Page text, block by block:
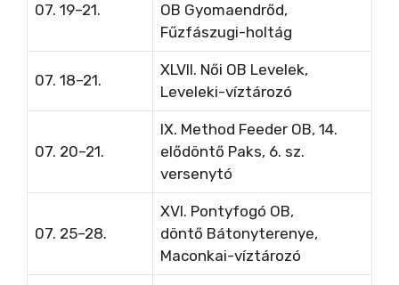
07. 19–21.
OB Gyomaendrőd,
Fűzfászugi-holtág
07. 18–21.
XLVII. Női OB Levelek,
Leveleki-víztározó
07. 20–21.
IX. Method Feeder OB, 14.
elődöntő Paks, 6. sz.
versenytó
07. 25–28.
XVI. Pontyfogó OB,
döntő Bátonyterenye,
Maconkai-víztározó